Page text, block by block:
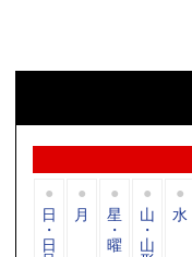
日
・
日
月 星
・
曜
山
・
山
水